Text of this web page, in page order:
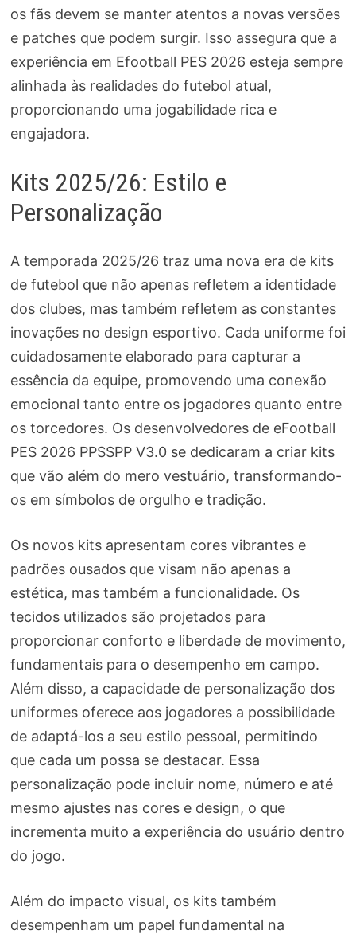
os fãs devem se manter atentos a novas versões
e patches que podem surgir. Isso assegura que a
experiência em Efootball PES 2026 esteja sempre
alinhada às realidades do futebol atual,
proporcionando uma jogabilidade rica e
engajadora.
Kits 2025/26: Estilo e
Personalização
A temporada 2025/26 traz uma nova era de kits
de futebol que não apenas refletem a identidade
dos clubes, mas também refletem as constantes
inovações no design esportivo. Cada uniforme foi
cuidadosamente elaborado para capturar a
essência da equipe, promovendo uma conexão
emocional tanto entre os jogadores quanto entre
os torcedores. Os desenvolvedores de eFootball
PES 2026 PPSSPP V3.0 se dedicaram a criar kits
que vão além do mero vestuário, transformando-
os em símbolos de orgulho e tradição.
Os novos kits apresentam cores vibrantes e
padrões ousados que visam não apenas a
estética, mas também a funcionalidade. Os
tecidos utilizados são projetados para
proporcionar conforto e liberdade de movimento,
fundamentais para o desempenho em campo.
Além disso, a capacidade de personalização dos
uniformes oferece aos jogadores a possibilidade
de adaptá-los a seu estilo pessoal, permitindo
que cada um possa se destacar. Essa
personalização pode incluir nome, número e até
mesmo ajustes nas cores e design, o que
incrementa muito a experiência do usuário dentro
do jogo.
Além do impacto visual, os kits também
desempenham um papel fundamental na